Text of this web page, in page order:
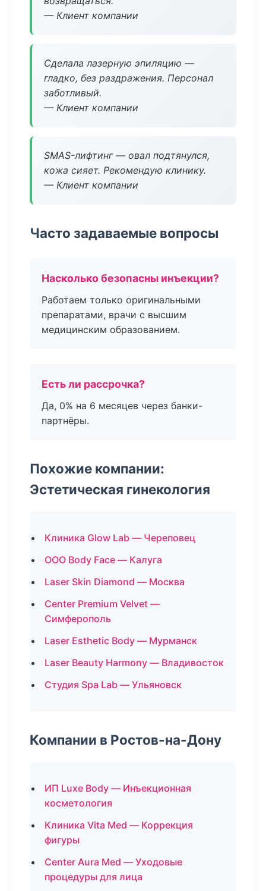
— Клиент компании
Сделала лазерную эпиляцию —
гладко, без раздражения. Персонал
заботливый.
— Клиент компании
SMAS-лифтинг — овал подтянулся,
кожа сияет. Рекомендую клинику.
— Клиент компании
Часто задаваемые вопросы
Насколько безопасны инъекции?
Работаем только оригинальными
препаратами, врачи с высшим
медицинским образованием.
Есть ли рассрочка?
Да, 0% на 6 месяцев через банки-
партнёры.
Похожие компании:
Эстетическая гинекология
Клиника Glow Lab — Череповец
ООО Body Face — Калуга
Laser Skin Diamond — Москва
Center Premium Velvet —
Симферополь
Laser Esthetic Body — Мурманск
Laser Beauty Harmony — Владивосток
Студия Spa Lab — Ульяновск
Компании в Ростов-на-Дону
ИП Luxe Body — Инъекционная
косметология
Клиника Vita Med — Коррекция
фигуры
Center Aura Med — Уходовые
процедуры для лица